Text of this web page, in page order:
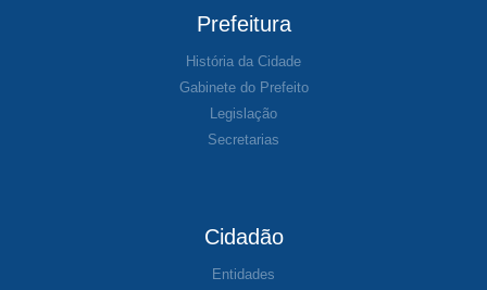
Prefeitura
História da Cidade
Gabinete do Prefeito
Legislação
Secretarias
Cidadão
Entidades